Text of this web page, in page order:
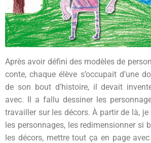
Après avoir défini des modèles de
conte, chaque élève s’occupait d’une
de son bout d’histoire, il devait
avec. Il a fallu dessiner les
travailler sur les décors. À partir de là, je
les personnages, les redimensionner si
les décors, mettre tout ça en page